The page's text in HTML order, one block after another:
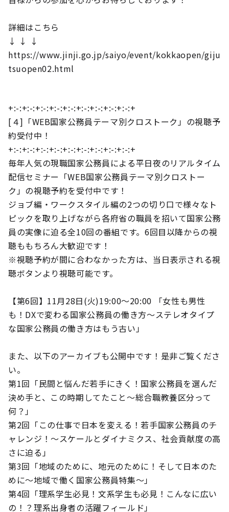
詳細はこちら
↓ ↓ ↓
https://www.jinji.go.jp/saiyo/event/kokkaopen/giju
tsuopen02.html
+:-:+:-:+:-:+:-:+:-:+:-:+:-:+:-:+:-:+
[４]「WEB国家公務員テーマ別クロストーク」の視聴予
約受付中！
+:-:+:-:+:-:+:-:+:-:+:-:+:-:+:-:+:-:+
毎年人気の現職国家公務員による平日夜のリアルタイム
配信セミナー「WEB国家公務員テーマ別クロストー
ク」の視聴予約を受付中です！
ジョブ編・ワークスタイル編の2つの切り口で様々なト
ピックを取り上げながら各府省の職員を招いて国家公務
員の実像に迫る全10回の番組です。6回目以降からの視
聴ももちろん大歓迎です！
※視聴予約が間に合わなかった方は、当日表示される視
聴ボタンより視聴可能です。
【第6回】11月28日(火)19:00～20:00 「女性も男性
も！DXで変わる国家公務員の働き方～ステレオタイプ
な国家公務員の働き方はもう古い」
また、以下のアーカイブも公開中です！是非ご覧くださ
い。
第1回「民間と悩んだ若手にきく！国家公務員を選んだ
決め手と、この時期してたこと～総合職教養区分って
何？」
第2回「この仕事で日本を変える！若手国家公務員のチ
ャレンジ！～スケールとダイナミクス、社会貢献度の高
さに迫る」
第3回「地域のために、地元のために！そして日本のた
めに～地域で働く国家公務員特集～」
第4回「理系学生必見！文系学生も必見！こんなに広い
の！？理系出身者の活躍フィールド」